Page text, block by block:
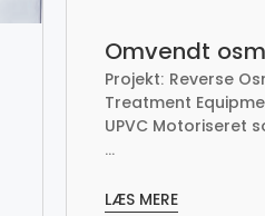
Omvendt
Projekt: Reverse
Treatment
UPVC Motoriseret
...
LÆS MERE